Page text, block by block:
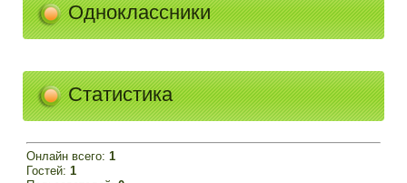
Одноклассники
Статистика
Онлайн всего:1
Гостей:1